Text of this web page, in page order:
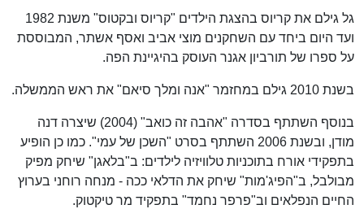
גל גילם את קריוס בהצגת הילדים "קריוס ובקטוס" משנת 1982
ועד היום ביחד עם השחקנים מוצי אביב ואסף אשתר, המבוססת
על ספרו של תורביון אגנר העוסק בהיגיינת הפה.
בשנת 2010 גילם במחזמר "אנה ומלך סיאם" את ראש הממשלה.
בנוסף השתתף בסדרה "אהבה זה כואב" (2004) שיצרה דנה
מודן, ובשנת 2006 השתתף בסרט "השכן של עמי". כמו כן הופיע
בתפקידי אורח בתוכניות טלוויזיה לילדים: ב"בלאגן" שיחק מפיק
מבולבל, ב"הפיג'מות" שיחק את הדלאי ככה - מנחה רוחני בערוץ
החיים הנפלאים וב"פרפר נחמד" בתפקיד מר טיקטוק.